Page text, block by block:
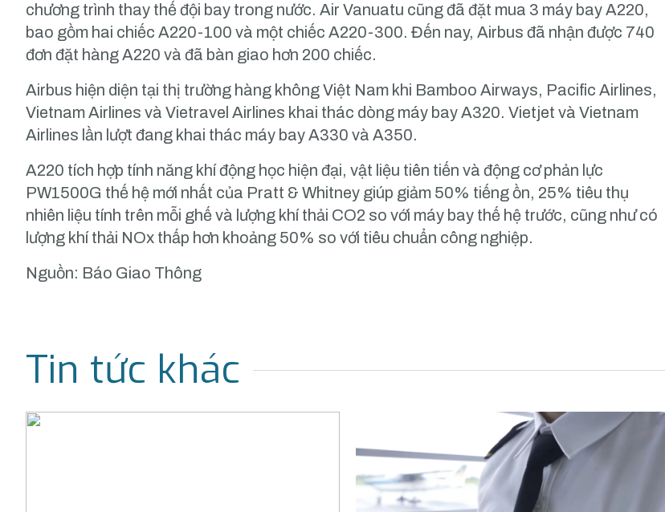
chương trình thay thế đội bay trong nước. Air Vanuatu cũng đã đặt mua 3 máy bay A220,
bao gồm hai chiếc A220-100 và một chiếc A220-300. Đến nay, Airbus đã nhận được 740
đơn đặt hàng A220 và đã bàn giao hơn 200 chiếc.
Airbus hiện diện tại thị trường hàng không Việt Nam khi Bamboo Airways, Pacific Airlines,
Vietnam Airlines và Vietravel Airlines khai thác dòng máy bay A320. Vietjet và Vietnam
Airlines lần lượt đang khai thác máy bay A330 và A350.
A220 tích hợp tính năng khí động học hiện đại, vật liệu tiên tiến và động cơ phản lực
PW1500G thế hệ mới nhất của Pratt & Whitney giúp giảm 50% tiếng ồn, 25% tiêu thụ
nhiên liệu tính trên mỗi ghế và lượng khí thải CO2 so với máy bay thế hệ trước, cũng như có
lượng khí thải NOx thấp hơn khoảng 50% so với tiêu chuẩn công nghiệp.
Nguồn: Báo Giao Thông
Tin tức khác